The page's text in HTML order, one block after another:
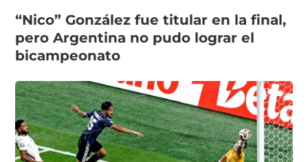
“Nico” González fue titular en la final,
pero Argentina no pudo lograr el
bicampeonato